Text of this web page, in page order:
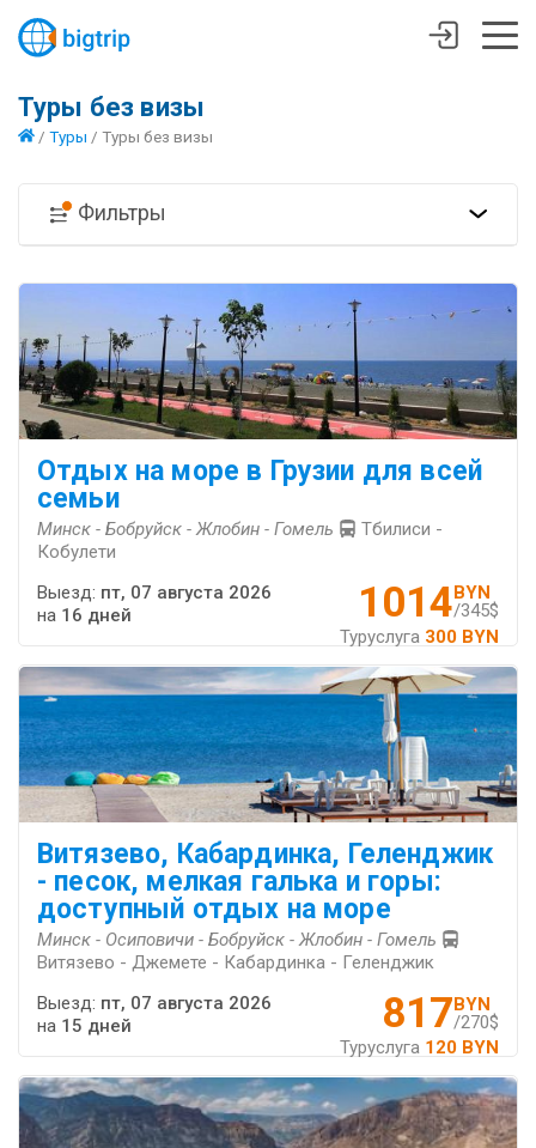
Туры без визы
/ Туры / Туры без визы
Фильтры
Отдых на море в Грузии для всей
семьи
Минск - Бобруйск - Жлобин - Гомель
Тбилиси -
Кобулети
1014 BYN
/345$
Туруслуга 300 BYN
Выезд: пт, 07 августа 2026
на 16 дней
Витязево, Кабардинка, Геленджик
- песок, мелкая галька и горы:
доступный отдых на море
Минск - Осиповичи - Бобруйск - Жлобин - Гомель
Витязево - Джемете - Кабардинка - Геленджик
817BYN
/270$
Туруслуга 120 BYN
Выезд: пт, 07 августа 2026
на 15 дней